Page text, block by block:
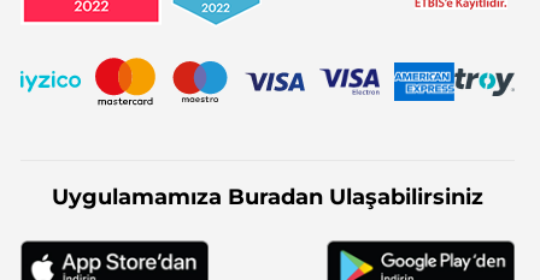
Uygulamamıza Buradan Ulaşabilirsiniz